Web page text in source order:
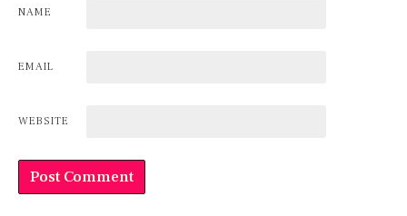
NAME
EMAIL
WEBSITE